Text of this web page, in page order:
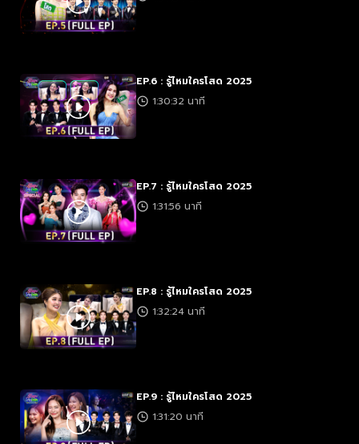
EP.6 : รู้ไหมใครโสด 2025
1:30:32 นาที
EP.7 : รู้ไหมใครโสด 2025
1:31:56 นาที
EP.8 : รู้ไหมใครโสด 2025
1:32:24 นาที
EP.9 : รู้ไหมใครโสด 2025
1:31:20 นาที